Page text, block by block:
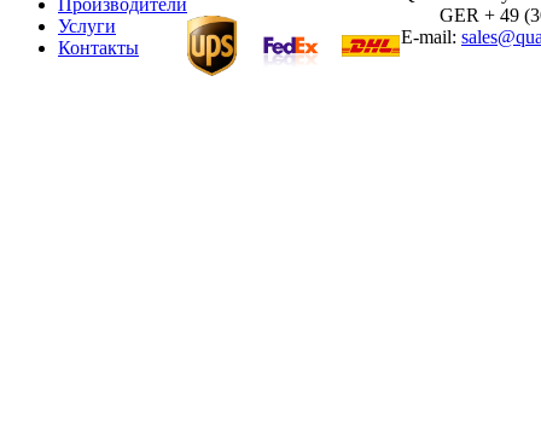
Производители
Услуги
Контакты
GER + 49
E-mail: